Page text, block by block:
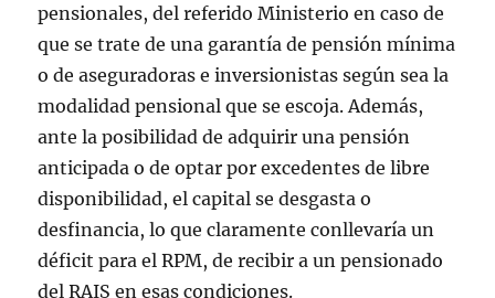
pensionales, del referido Ministerio en caso de
que se trate de una garantía de pensión mínima
o de aseguradoras e inversionistas según sea la
modalidad pensional que se escoja. Además,
ante la posibilidad de adquirir una pensión
anticipada o de optar por excedentes de libre
disponibilidad, el capital se desgasta o
desfinancia, lo que claramente conllevaría un
déficit para el RPM, de recibir a un pensionado
del RAIS en esas condiciones.